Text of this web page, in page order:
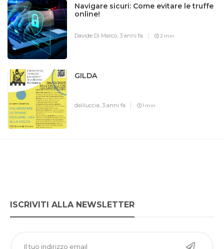
Navigare sicuri: Come evitare le truffe
online!
Davide Di Marco,3 anni fa 2 min
GILDA
daliluccia,3 anni fa 1 min
ISCRIVITI ALLA NEWSLETTER